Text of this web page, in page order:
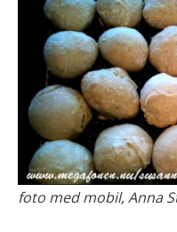
foto med mobil, Anna